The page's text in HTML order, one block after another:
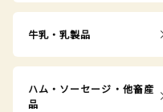
牛乳・乳製品
ハム・ソーセージ・他畜産
品